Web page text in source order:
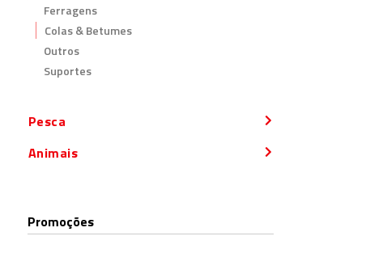
Ferragens
Colas & Betumes
Outros
Suportes
Pesca
Animais
Promoções